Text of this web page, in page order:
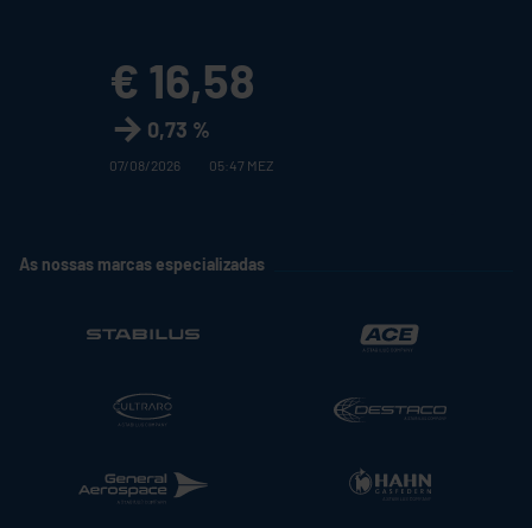
€ 16,58
0,73 %
07/08/2026 05:47 MEZ
As nossas marcas especializadas